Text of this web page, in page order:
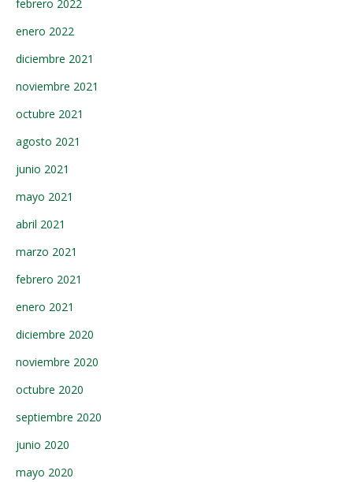
febrero 2022
enero 2022
diciembre 2021
noviembre 2021
octubre 2021
agosto 2021
junio 2021
mayo 2021
abril 2021
marzo 2021
febrero 2021
enero 2021
diciembre 2020
noviembre 2020
octubre 2020
septiembre 2020
junio 2020
mayo 2020